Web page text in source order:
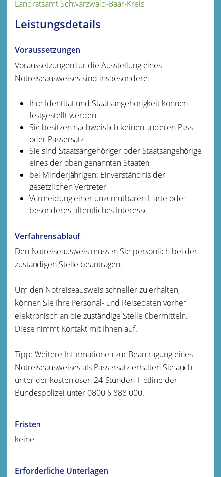
Landratsamt Schwarzwald-Baar-Kreis
Leistungsdetails
Voraussetzungen
Voraussetzungen für die Ausstellung eines
Notreiseausweises sind insbesondere:
Ihre Identität und Staatsangehörigkeit können
festgestellt werden
Sie besitzen nachweislich keinen anderen Pass
oder Passersatz
Sie sind Staatsangehöriger oder Staatsangehörige
eines der oben genannten Staaten
bei Minderjährigen: Einverständnis der
gesetzlichen Vertreter
Vermeidung einer unzumutbaren Härte oder
besonderes öffentliches Interesse
Verfahrensablauf
Den Notreiseausweis müssen Sie persönlich bei der
zuständigen Stelle beantragen.
Um den Notreiseausweis schneller zu erhalten,
können Sie Ihre Personal- und Reisedaten vorher
elektronisch an die zuständige Stelle übermitteln.
Diese nimmt Kontakt mit Ihnen auf.
Tipp: Weitere Informationen zur Beantragung eines
Notreiseausweises als Passersatz erhalten Sie auch
unter der kostenlosen 24-Stunden-Hotline der
Bundespolizei unter 0800 6 888 000.
Fristen
keine
Erforderliche Unterlagen